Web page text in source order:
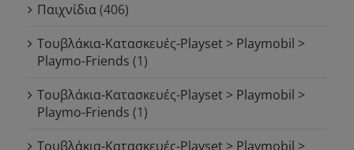
Παιχνίδια(406)
Τουβλάκια-Κατασκευές-Playset > Playmobil >
Playmo-Friends (1)
Τουβλάκια-Κατασκευές-Playset > Playmobil >
Playmo-Friends (1)
Τουβλάκια-Κατασκευές-Playset > Playmobil >